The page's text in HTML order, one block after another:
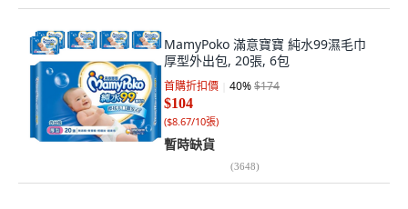
MamyPoko 滿意寶寶 純水99濕毛巾
厚型外出包, 20張, 6包
首購折扣價 40%$174
$104
($8.67/10張)
暫時缺貨
(3648)